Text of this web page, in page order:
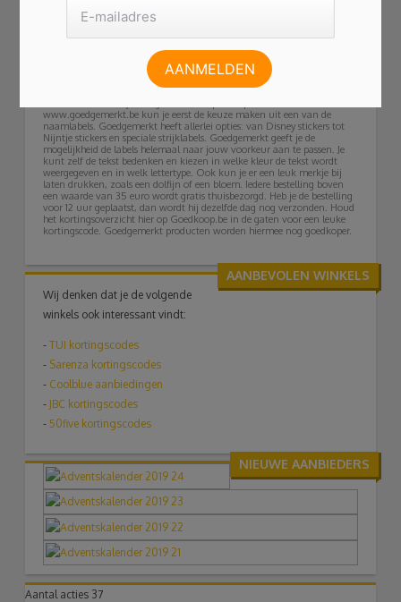
dan is het Back2school XXL pakket een leuke optie en voor de kleintjes
op het kinderdagverblijf kun je kiezen voor een Kinderdagverblijf XL
pakket. In deze pakketten zitten allerlei producten zoals naamlabels,
Goedgemerkt? Korting op je bestelling krijg je door middel van een
Goedgemerkt kortingscode.
Gemakkelijk en voordelig
www.goedgemerkt.be kun je eerst de keuze maken uit een van de
naamlabels. Goedgemerkt heeft allerlei opties: van Disney stickers tot
Nijntje stickers en speciale strijklabels. Goedgemerkt geeft je de
mogelijkheid de labels helemaal naar jouw voorkeur aan te passen. Je
kunt zelf de tekst bedenken en kiezen in welke kleur de tekst wordt
weergegeven en in welk lettertype. Ook kun je er een leuk merkje bij
laten drukken, zoals een dolfijn of een bloem. Iedere bestelling boven
een waarde van 35 euro wordt gratis thuisbezorgd. Heb je de bestelling
voor 12 uur geplaatst, dan wordt hij dezelfde dag nog verzonden. Houd
het kortingsoverzicht hier op Goedkoop.be in de gaten voor een leuke
kortingscode. Goedgemerkt producten worden hiermee nog goedkoper.
AANBEVOLEN WINKELS
Wij denken dat je de volgende
winkels ook interessant vindt:
-TUI kortingscodes
- Sarenza kortingscodes
- Coolblue aanbiedingen
- JBC kortingscodes
-50five kortingscodes
NIEUWE AANBIEDERS
Aantal acties 37